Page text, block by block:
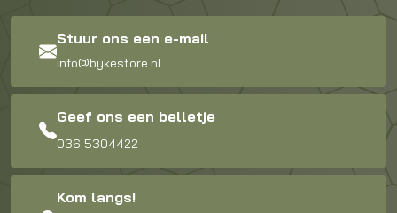
Stuur ons een e-mail
info@bykestore.nl
Geef ons een belletje
036 5304422
Kom langs!